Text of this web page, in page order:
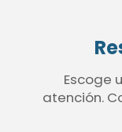
Escoge
atención.